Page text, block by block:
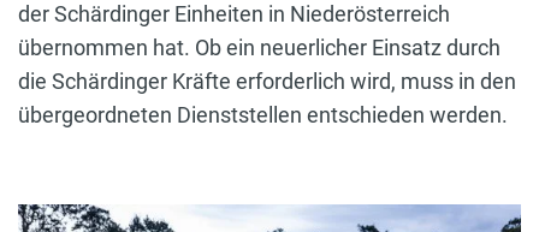
der Schärdinger Einheiten in Niederösterreich
übernommen hat. Ob ein neuerlicher Einsatz durch
die Schärdinger Kräfte erforderlich wird, muss in den
übergeordneten Dienststellen entschieden werden.